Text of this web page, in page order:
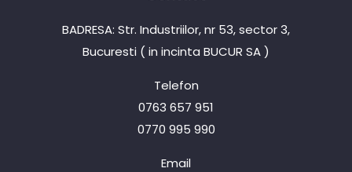
BADRESA: Str. Industriilor, nr 53, sector 3,
Bucuresti ( in incinta BUCUR SA )
Telefon
0763 657 951
0770 995 990
Email